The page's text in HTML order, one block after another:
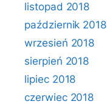
listopad 2018
październik 2018
wrzesień 2018
sierpień 2018
lipiec 2018
czerwiec 2018